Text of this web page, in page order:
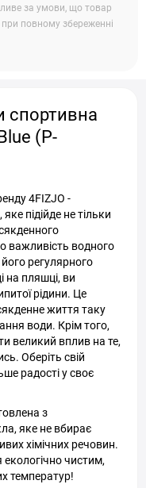
за умови, що товар
повному збереженні
спортивна
(P-
4FIZJO -
підійде не тільки
важливість водного
його регулярного
на пляшці, ви
рідини. Це
життя таку
води. Крім того,
великий вплив на те,
Оберіть свій
радості у своє
з
яке не вбирає
хімічних речовин.
екологічно чистим,
температур!